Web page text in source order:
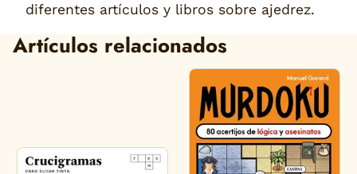
diferentes artículos y libros sobre ajedrez.
Artículos relacionados